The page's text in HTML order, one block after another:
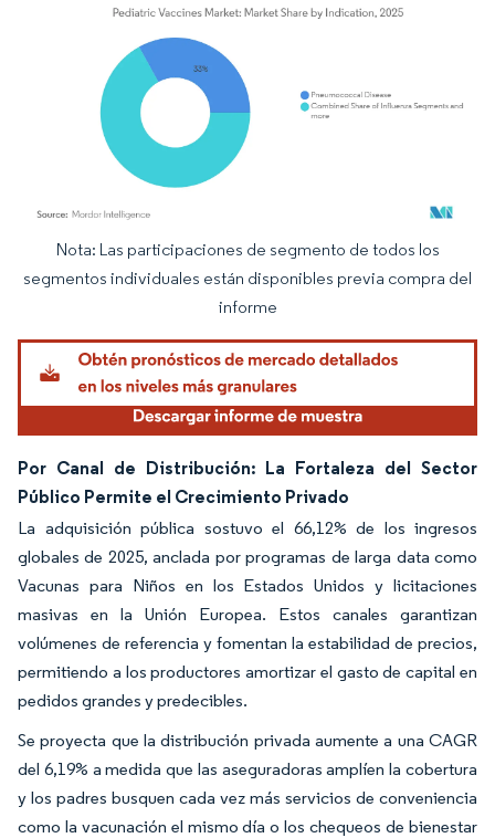
Imagen © Mordor Intelligence. El uso requiere atribución según CC BY 4.0.
Nota: Las participaciones de segmento de todos los
segmentos individuales están disponibles previa compra del
informe
Por Canal de Distribución: La Fortaleza del Sector
Público Permite el Crecimiento Privado
La adquisición pública sostuvo el 66,12% de los ingresos
globales de 2025, anclada por programas de larga data como
Vacunas para Niños en los Estados Unidos y licitaciones
masivas en la Unión Europea. Estos canales garantizan
volúmenes de referencia y fomentan la estabilidad de precios,
permitiendo a los productores amortizar el gasto de capital en
pedidos grandes y predecibles.
Se proyecta que la distribución privada aumente a una CAGR
del 6,19% a medida que las aseguradoras amplíen la cobertura
y los padres busquen cada vez más servicios de conveniencia
como la vacunación el mismo día o los chequeos de bienestar